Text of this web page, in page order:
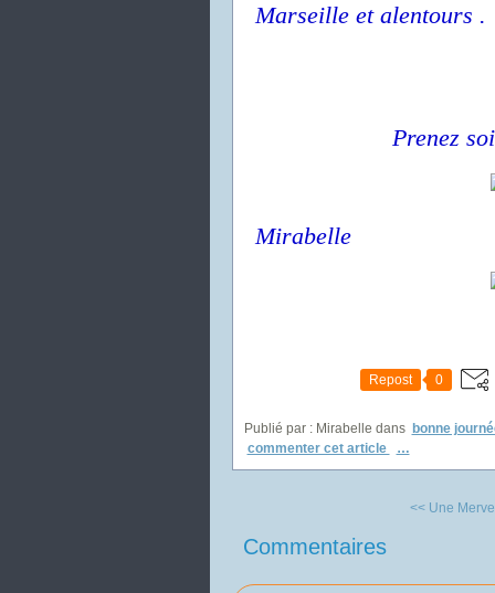
Marseille et alentours .
Prenez
Mirabelle
Repost 0
Publié par : Mirabelle dans bonne
commenter cet article
…
<< Une
Commentaires